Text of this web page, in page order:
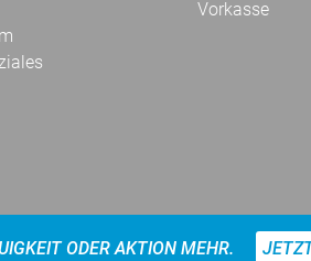
Vorkasse
ODER AKTION MEHR.